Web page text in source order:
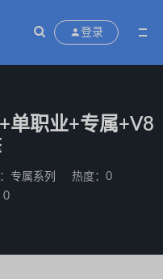
登录
单职业+专属+V8
专属系列
热度：0
0